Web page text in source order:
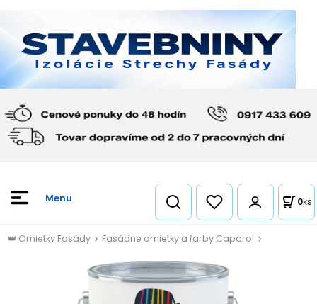
0ks
👑 Omietky Fasády Fasádne omietky a farby Caparol